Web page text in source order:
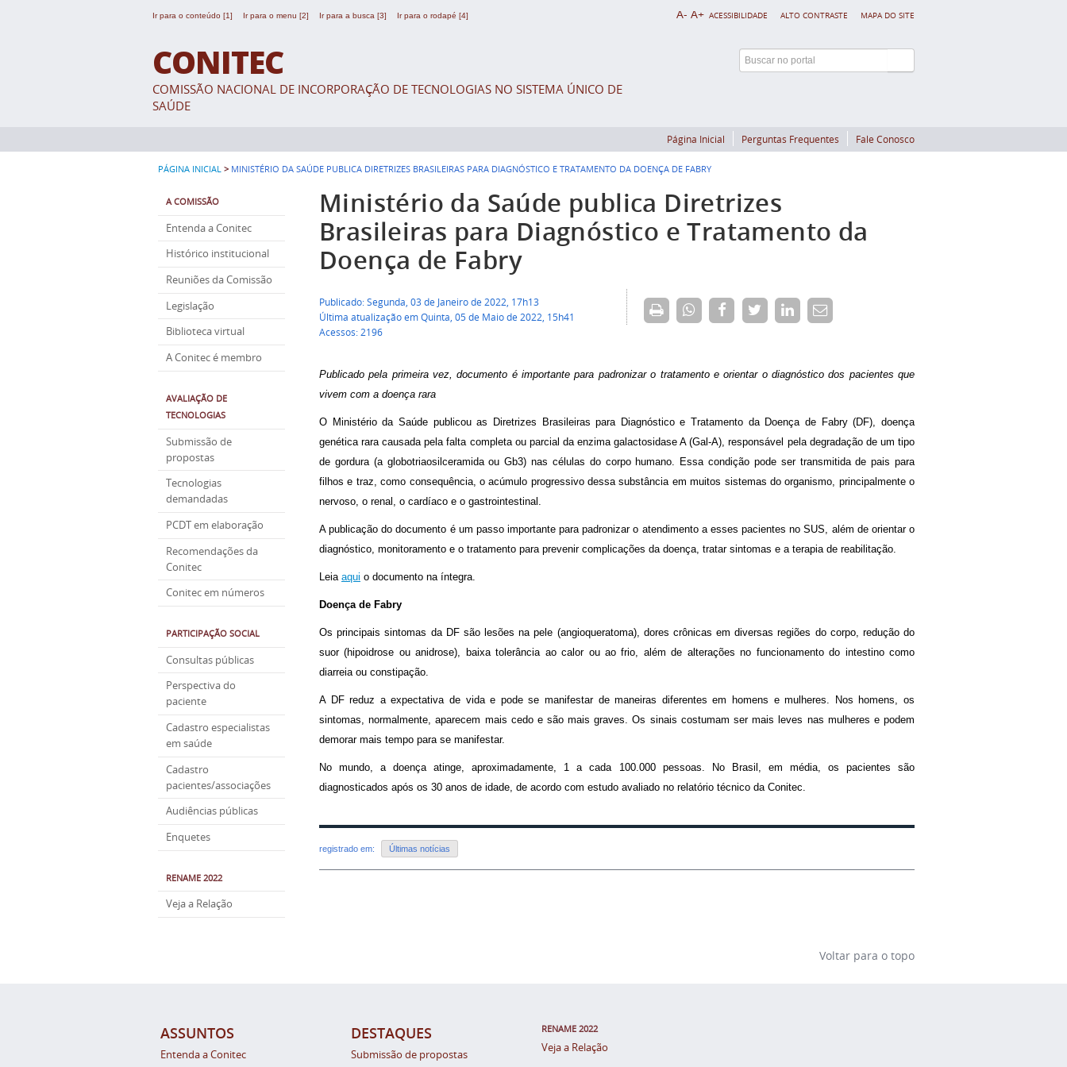
Ir para o conteúdo [1] Ir para o menu [2] Ir para a busca [3] Ir para o rodapé [4] ACESSIBILIDADE ALTO CONTRASTE MAPA DO SITE
A- A+
CONITEC
COMISSÃO NACIONAL DE INCORPORAÇÃO DE TECNOLOGIAS NO SISTEMA ÚNICO DE
SAÚDE
Página Inicial Perguntas Frequentes Fale Conosco
PÁGINA INICIAL > MINISTÉRIO DA SAÚDE PUBLICA DIRETRIZES BRASILEIRAS PARA DIAGNÓSTICO E TRATAMENTO DA DOENÇA DE FABRY
A COMISSÃO
Entenda a Conitec
Histórico institucional
Reuniões da Comissão
Legislação
Biblioteca virtual
A Conitec é membro
AVALIAÇÃO DE
TECNOLOGIAS
Submissão de
propostas
Tecnologias
demandadas
PCDT em elaboração
Recomendações da
Conitec
Conitec em números
PARTICIPAÇÃO SOCIAL
Consultas públicas
Perspectiva do
paciente
Cadastro especialistas
em saúde
Cadastro
pacientes/associações
Audiências públicas
Enquetes
RENAME 2022
Veja a Relação
Ministério da Saúde publica Diretrizes
Brasileiras para Diagnóstico e Tratamento da
Doença de Fabry
Publicado: Segunda, 03 de Janeiro de 2022, 17h13
Última atualização em Quinta, 05 de Maio de 2022, 15h41
Acessos: 2196
Publicado pela primeira vez, documento é importante para padronizar o tratamento e orientar o diagnóstico dos pacientes que
vivem com a doença rara
O Ministério da Saúde publicou as Diretrizes Brasileiras para Diagnóstico e Tratamento da Doença de Fabry (DF), doença
genética rara causada pela falta completa ou parcial da enzima galactosidase A (Gal-A), responsável pela degradação de um tipo
de gordura (a globotriaosilceramida ou Gb3) nas células do corpo humano. Essa condição pode ser transmitida de pais para
filhos e traz, como consequência, o acúmulo progressivo dessa substância em muitos sistemas do organismo, principalmente o
nervoso, o renal, o cardíaco e o gastrointestinal.
A publicação do documento é um passo importante para padronizar o atendimento a esses pacientes no SUS, além de orientar o
diagnóstico, monitoramento e o tratamento para prevenir complicações da doença, tratar sintomas e a terapia de reabilitação.
Leia aqui o documento na íntegra.
Doença de Fabry
Os principais sintomas da DF são lesões na pele (angioqueratoma), dores crônicas em diversas regiões do corpo, redução do
suor (hipoidrose ou anidrose), baixa tolerância ao calor ou ao frio, além de alterações no funcionamento do intestino como
diarreia ou constipação.
A DF reduz a expectativa de vida e pode se manifestar de maneiras diferentes em homens e mulheres. Nos homens, os
sintomas, normalmente, aparecem mais cedo e são mais graves. Os sinais costumam ser mais leves nas mulheres e podem
demorar mais tempo para se manifestar.
No mundo, a doença atinge, aproximadamente, 1 a cada 100.000 pessoas. No Brasil, em média, os pacientes são
diagnosticados após os 30 anos de idade, de acordo com estudo avaliado no relatório técnico da Conitec.
registrado em: Últimas notícias
Voltar para o topo
ASSUNTOS
Entenda a Conitec
DESTAQUES
Submissão de propostas
RENAME 2022
Veja a Relação